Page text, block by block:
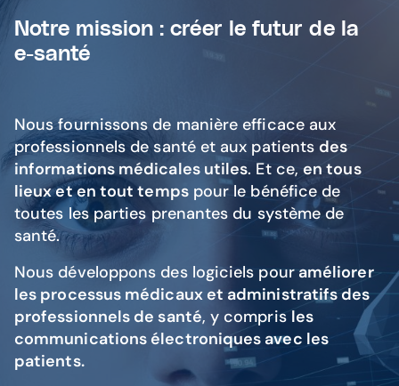
Notre mission : créer le futur de la
e-santé
Nous fournissons de manière efficace aux
professionnels de santé et aux patients des
informations médicales utiles. Et ce,en tous
lieux et en tout tempspour le bénéfice de
toutes les parties prenantes du système de
santé.
Nous développons des logiciels pouraméliorer
les processus médicaux et administratifs des
professionnels de santé, y compris les
communications électroniques avec les
patients.